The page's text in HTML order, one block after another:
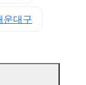
운대구